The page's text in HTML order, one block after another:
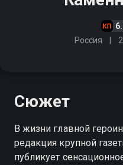
Россия
Сюжет
В жизни главной
редакция крупной
публикует